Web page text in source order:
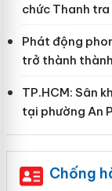
chức Thanh
Phát động
trở thành
TP.HCM: Sân
tại phường An
Chống